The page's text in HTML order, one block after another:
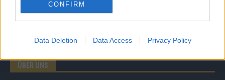
CONFIRM
Data Deletion Data Access Privacy Policy
ÜBER UNS